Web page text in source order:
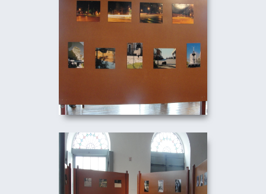
10/09/2010
TERRITORIALIDADES -
COLETIVA FOTOGRáFICA
10/09/2010